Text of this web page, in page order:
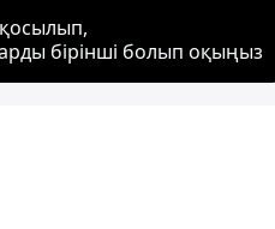
бірінші болып оқыңыз